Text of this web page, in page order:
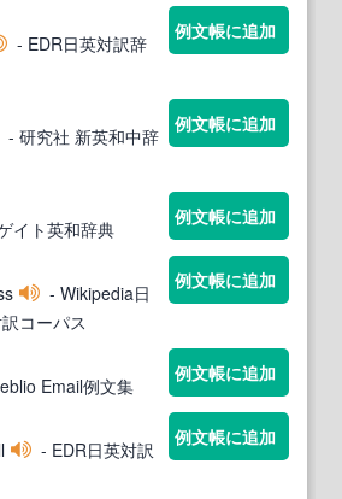
- EDR日英対訳辞
例文帳に追加
- 研究社 新英和中辞
例文帳に追加
イト英和辞典
例文帳に追加
- Wikipedia日
コーパス
例文帳に追加
Email例文集
例文帳に追加
- EDR日英対訳
例文帳に追加